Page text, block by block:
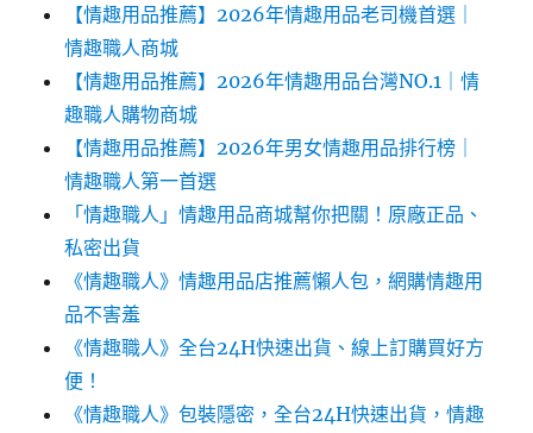
【情趣用品推薦】2026年情趣用品老司機首選｜
情趣職人商城
【情趣用品推薦】2026年情趣用品台灣NO.1｜情
趣職人購物商城
【情趣用品推薦】2026年男女情趣用品排行榜｜
情趣職人第一首選
「情趣職人」情趣用品商城幫你把關！原廠正品、
私密出貨
《情趣職人》情趣用品店推薦懶人包，網購情趣用
品不害羞
《情趣職人》全台24H快速出貨、線上訂購買好方
便！
《情趣職人》包裝隱密，全台24H快速出貨，情趣